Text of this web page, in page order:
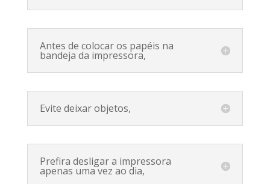
Antes de colocar os papéis na
bandeja da impressora,
Evite deixar objetos,
Prefira desligar a impressora
apenas uma vez ao dia,